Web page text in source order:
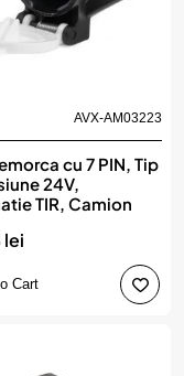
AVX-AM03223
cu 7 PIN, Tip
24V,
TIR, Camion
Cart